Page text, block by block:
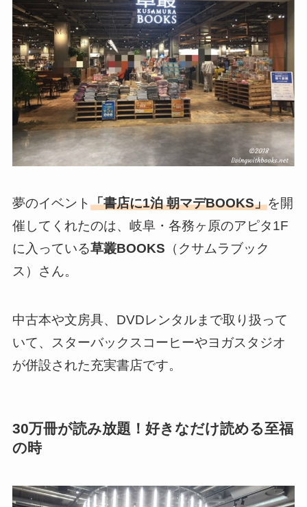
夢のイベント「書店に1泊 朝マデBOOKS」を開
催してくれたのは、岐阜・各務ヶ原のアピタ1F
に入っている草叢BOOKS （クサムラブック
ス）さん。
中古本や文房具、DVDレンタルまで取り扱って
いて、スターバックスコーヒーやヨガスタジオ
が併設された充実書店です。
30万冊が読み放題！好きなだけ読める至福
の時